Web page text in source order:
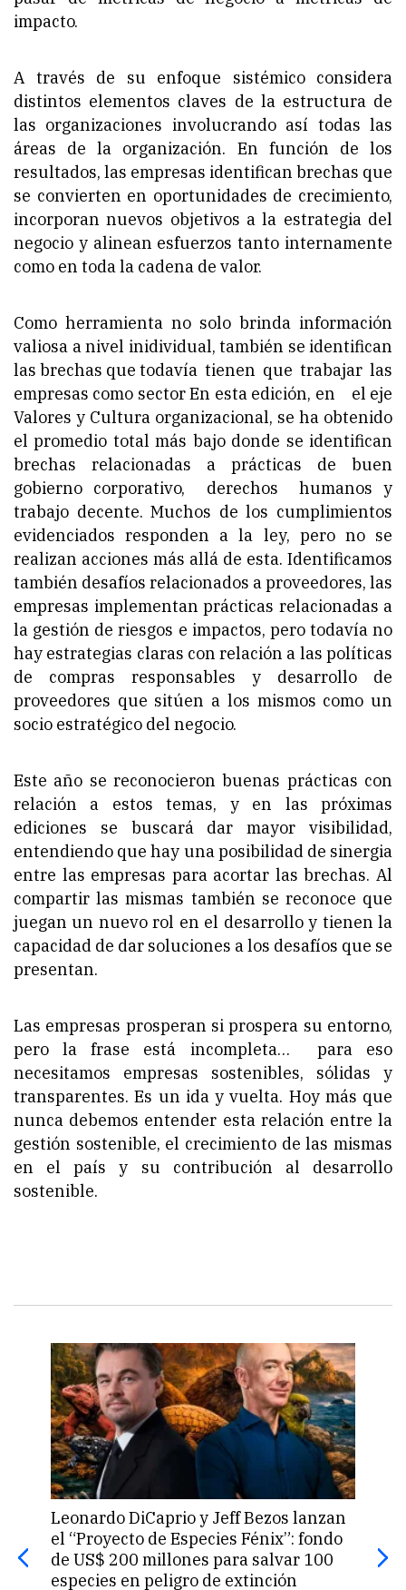
impacto.
A través de su enfoque sistémico considera
distintos elementos claves de la estructura de
las organizaciones involucrando así todas las
áreas de la organización. En función de los
resultados, las empresas identifican brechas que
se convierten en oportunidades de crecimiento,
incorporan nuevos objetivos a la estrategia del
negocio y alinean esfuerzos tanto internamente
como en toda la cadena de valor.
Como herramienta no solo brinda información
valiosa a nivel inidividual, también se identifican
las brechas que todavía tienen que trabajar las
empresas como sector En esta edición, en el eje
Valores y Cultura organizacional, se ha obtenido
el promedio total más bajo donde se identifican
brechas relacionadas a prácticas de buen
gobierno corporativo, derechos humanos y
trabajo decente. Muchos de los cumplimientos
evidenciados responden a la ley, pero no se
realizan acciones más allá de esta. Identificamos
también desafíos relacionados a proveedores, las
empresas implementan prácticas relacionadas a
la gestión de riesgos e impactos, pero todavía no
hay estrategias claras con relación a las políticas
de compras responsables y desarrollo de
proveedores que sitúen a los mismos como un
socio estratégico del negocio.
Este año se reconocieron buenas prácticas con
relación a estos temas, y en las próximas
ediciones se buscará dar mayor visibilidad,
entendiendo que hay una posibilidad de sinergia
entre las empresas para acortar las brechas. Al
compartir las mismas también se reconoce que
juegan un nuevo rol en el desarrollo y tienen la
capacidad de dar soluciones a los desafíos que se
presentan.
Las empresas prosperan si prospera su entorno,
pero la frase está incompleta… para eso
necesitamos empresas sostenibles, sólidas y
transparentes. Es un ida y vuelta. Hoy más que
nunca debemos entender esta relación entre la
gestión sostenible, el crecimiento de las mismas
en el país y su contribución al desarrollo
sostenible.
Leonardo DiCaprio y Jeff Bezos lanzan
el “Proyecto de Especies Fénix”: fondo
de US$ 200 millones para salvar 100
especies en peligro de extinción